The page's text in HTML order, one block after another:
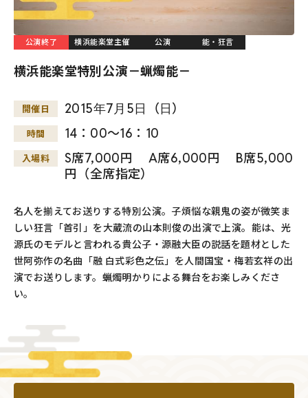
公演終了 横浜能楽堂主催 公演 能・狂言
横浜能楽堂特別公演－蝋燭能－
開催日 2015年7月 5日 （日）
時間 14：00～16：10
入場料
S席7,000円 A席6,000円 B席5,000
円（全席指定）
名人を揃えてお送りする特別公演。子煩悩な親鬼の姿が微笑ま
しい狂言「首引」を大蔵流の山本則俊の出演で上演。能は、光
源氏のモデルと言われる貴公子・源融大臣の説話を題材とした
世阿弥作の名曲「融 白式彩色之伝」を人間国宝・梅若玄祥の出
演でお送りします。蝋燭明かりによる舞台をお楽しみくださ
い。